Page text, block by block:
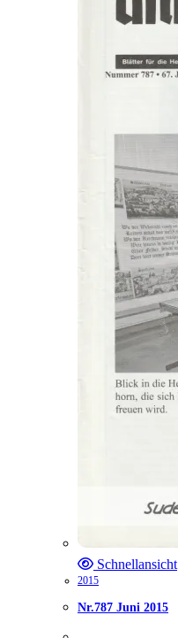
Schnellansicht
2015
Nr.787 Juni 2015